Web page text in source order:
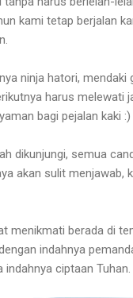
kami tetap berjalan
ninja hatori,
harus melewati
bagi pejalan kaki :)
dikunjungi, semua
akan sulit
menikmati berada di
indahnya
indahnya ciptaan